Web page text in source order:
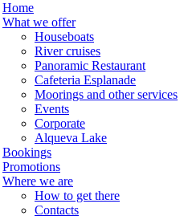
Home
What we offer
Houseboats
River cruises
Panoramic Restaurant
Cafeteria Esplanade
Moorings and other services
Events
Corporate
Alqueva Lake
Bookings
Promotions
Where we are
How to get there
Contacts